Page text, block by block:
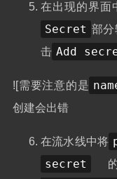
在出现的界面
Secret 部
击 Add
![需要注意的是
创建会出错
在流水线中将
secret